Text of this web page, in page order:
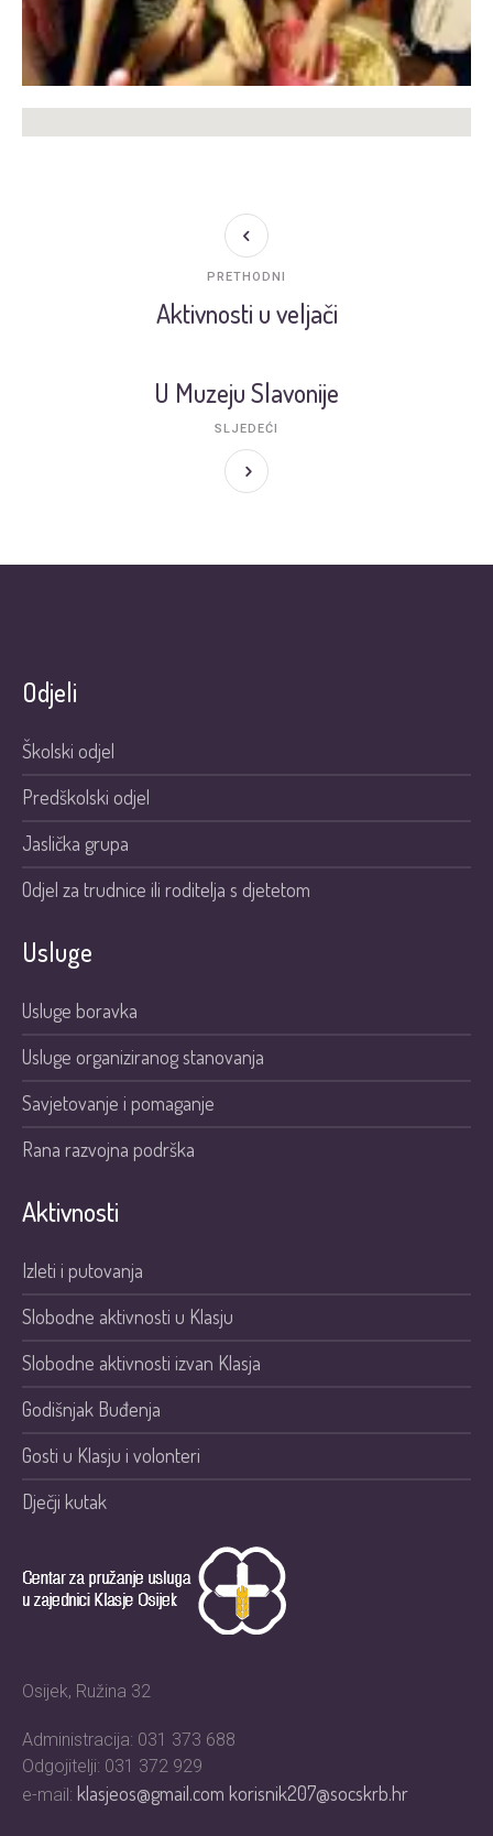
Aktivnosti u veljači
PRETHODNI
U Muzeju Slavonije
SLJEDEĆI
Odjeli
Školski odjel
Predškolski odjel
Jaslička grupa
Odjel za trudnice ili roditelja s djetetom
Usluge
Usluge boravka
Usluge organiziranog stanovanja
Savjetovanje i pomaganje
Rana razvojna podrška
Aktivnosti
Izleti i putovanja
Slobodne aktivnosti u Klasju
Slobodne aktivnosti izvan Klasja
Godišnjak Buđenja
Gosti u Klasju i volonteri
Dječji kutak
Osijek, Ružina 32
Administracija: 031 373 688
Odgojitelji: 031 372 929
e-mail: klasjeos@gmail.comkorisnik207@socskrb.hr